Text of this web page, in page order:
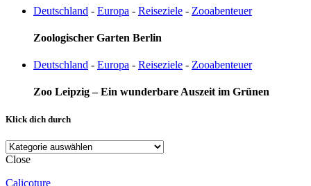
Deutschland - Europa - Reiseziele - Zooabenteuer
Zoologischer Garten Berlin
Deutschland - Europa - Reiseziele - Zooabenteuer
Zoo Leipzig – Ein wunderbare Auszeit im Grünen
Klick dich durch
Klick
dich
Close
Calicoture